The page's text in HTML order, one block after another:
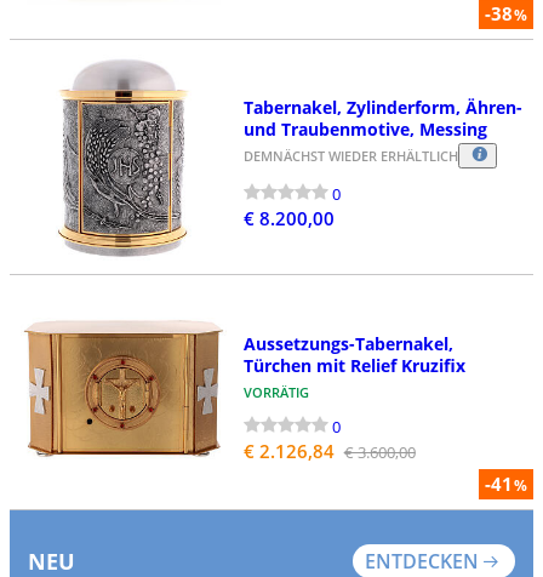
-38%
Tabernakel, Zylinderform, Ähren-
und Traubenmotive, Messing
DEMNÄCHST WIEDER ERHÄLTLICH
0
€ 8.200,00
-41%
Aussetzungs-Tabernakel,
Türchen mit Relief Kruzifix
VORRÄTIG
0
€ 2.126,84 € 3.600,00
NEU ENTDECKEN